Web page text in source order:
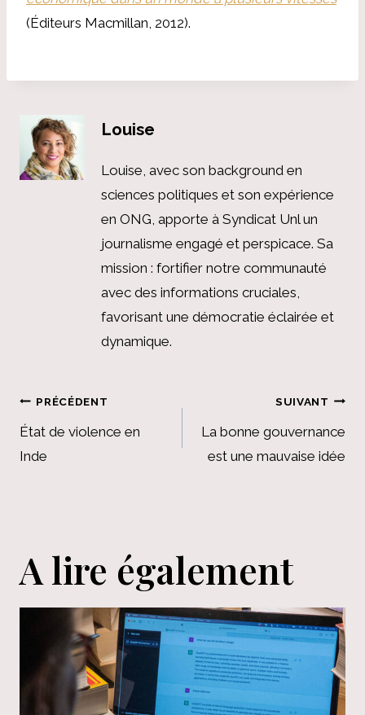
(Éditeurs Macmillan, 2012).
Louise
Louise, avec son background en
sciences politiques et son expérience
en ONG, apporte à Syndicat Unl un
journalisme engagé et perspicace. Sa
mission : fortifier notre communauté
avec des informations cruciales,
favorisant une démocratie éclairée et
dynamique.
Navigation
de
PRÉCÉDENT
État de violence en
Inde
SUIVANT
La bonne gouvernance
est une mauvaise idée
A lire également